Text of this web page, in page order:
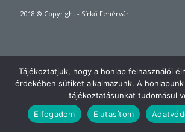
2018 © Copyright - Sírkő Fehérvár
Tájékoztatjuk, hogy a honlap felhasználói
érdekében sütiket alkalmazunk. A
tájékoztatásunkat tudomásul
Elfogadom
Elutasítom